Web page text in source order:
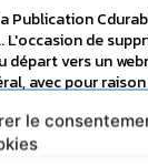
le
Publication
L'occasion de
départ vers un
avec pour
avec le vivant. Je
coopération